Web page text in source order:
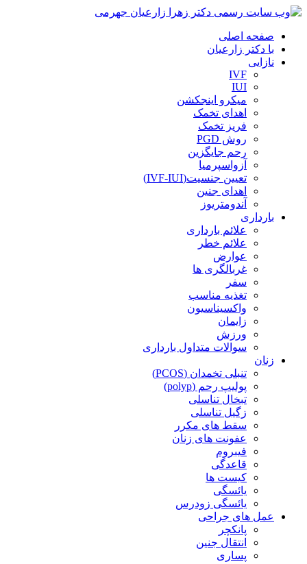
صفحه اصلی
با دکتر زارعیان
نازایی
IVF
IUI
میکرو اینجکشن
اهدای تخمک
فریز تخمک
روش PGD
رحم جایگزین
آزواسپرمیا
تعیین جنسیت(IVF-IUI)
اهدای جنین
آندومتریوز
بارداری
علائم بارداری
علائم خطر
عوارض
غربالگری ها
سفر
تغذیه مناسب
واکسیناسیون
زایمان
ورزش
سوالات متداول بارداری
زنان
تنبلی تخمدان (PCOS)
پولیپ رحم (polyp)
تبخال تناسلی
زگیل تناسلی
سقط های مکرر
عفونت های زنان
فیبروم
قاعدگی
کیست ها
یائسگی
یائسگی زودرس
عمل های جراحی
پانکچر
انتقال جنین
پساری